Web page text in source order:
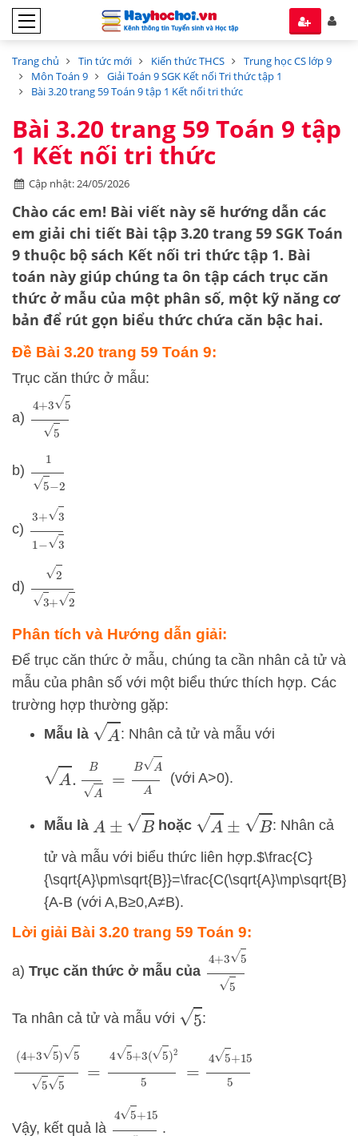
Trang chủ Tin tức mới Kiến thức THCS
Trung học CS lớp 9
Môn Toán 9
Giải Toán 9 SGK Kết nối Tri thức tập 1
Bài 3.20 trang 59 Toán 9 tập 1 Kết nối tri thức
Bài 3.20 trang 59 Toán 9 tập
1 Kết nối tri thức
Cập nhật: 24/05/2026
Chào các em! Bài viết này sẽ hướng dẫn các
em giải chi tiết Bài tập 3.20 trang 59 SGK Toán
9 thuộc bộ sách Kết nối tri thức tập 1. Bài
toán này giúp chúng ta ôn tập cách trục căn
thức ở mẫu của một phân số, một kỹ năng cơ
bản để rút gọn biểu thức chứa căn bậc hai.
Đề Bài 3.20 trang 59 Toán 9:
Trục căn thức ở mẫu:
a)
4+355
b) 5−
c)
3+31
d)
3+2
Phân tích và Hướng dẫn giải:
Để trục căn thức ở mẫu, chúng ta cần nhân cả tử và
mẫu của phân số với một biểu thức thích hợp. Các
trường hợp thường gặp:
Mẫu là A : Nhân cả tử và mẫu với
A.B =B (với A>0).
Mẫu là A ±B hoặc A±B : Nhân cả
tử và mẫu với biểu thức liên hợp.$\frac{C}
{\sqrt{A}\pm\sqrt{B}}=\frac{C(\sqrt{A}\mp\sqrt{B})}
{A-B (với A,B≥0,A≠B).
Lời giải Bài 3.20 trang 59 Toán 9:
a) Trục căn thức ở mẫu của
4+355
Ta nhân cả tử và mẫu với 5 :
(4+35)55 5+3(5)25= +155
Vậy, kết quả là
45+15
.